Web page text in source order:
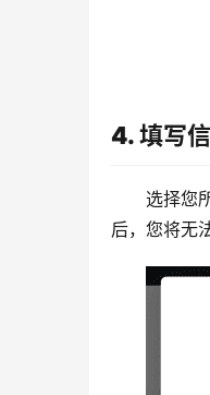
4. 填写
选择您
后，您将无